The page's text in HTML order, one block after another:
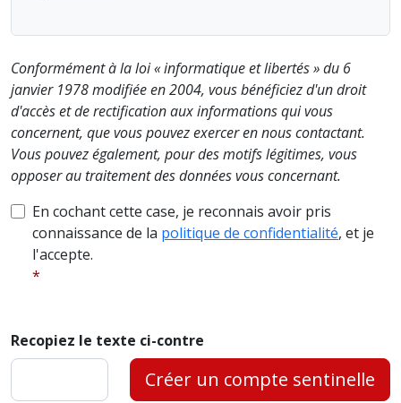
Conformément à la loi « informatique et libertés » du 6
janvier 1978 modifiée en 2004, vous bénéficiez d'un droit
d'accès et de rectification aux informations qui vous
concernent, que vous pouvez exercer en nous contactant.
Vous pouvez également, pour des motifs légitimes, vous
opposer au traitement des données vous concernant.
En cochant cette case, je reconnais avoir pris
connaissance de la politique de confidentialité, et je
l'accepte.
Recopiez le texte ci-contre
Créer un compte sentinelle